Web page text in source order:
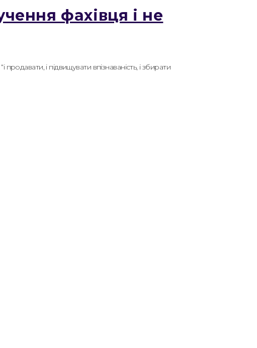
фахівця і не
і підвищувати впізнаваність, і збирати